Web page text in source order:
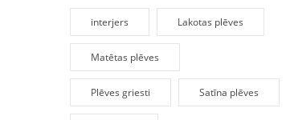
interjers Lakotas plēves
Matētas plēves
Plēves griesti Satīna plēves